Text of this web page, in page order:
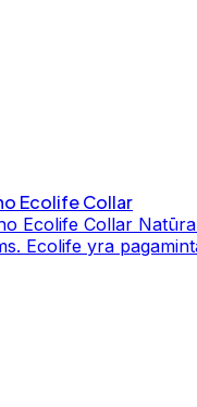
Ecolife Collar
Ecolife Collar
Ecolife yra